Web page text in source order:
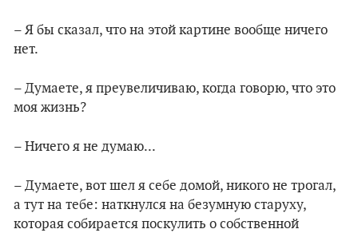
– Я бы сказал, что на этой картине вообще ничего
нет.
– Думаете, я преувеличиваю, когда говорю, что это
моя жизнь?
– Ничего я не думаю...
– Думаете, вот шел я себе домой, никого не трогал,
а тут на тебе: наткнулся на безумную старуху,
которая собирается поскулить о собственной